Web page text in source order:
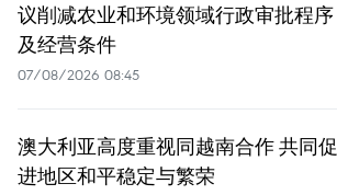
议削减农业和环境领域行政审批程序
及经营条件
07/08/2026 08:45
澳大利亚高度重视同越南合作 共同促
进地区和平稳定与繁荣